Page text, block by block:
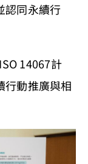
認同永續行
14067計
行動推廣與相